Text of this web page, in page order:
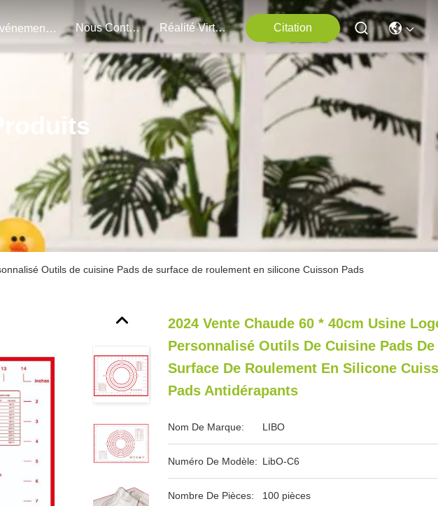
Événements Nous Contacter Réalité Virtuelle Citation
Outils de cuisine Pads de surface de roulement en silicone Cuisson Pads
2024 Vente Chaude 60 * 40cm Usine
Personnalisé Outils De Cuisine Pads De
Surface De Roulement En Silicone
Pads Antidérapants
Nom De Marque: LIBO
Numéro De Modèle: LibO-C6
Nombre De Pièces: 100 pièces